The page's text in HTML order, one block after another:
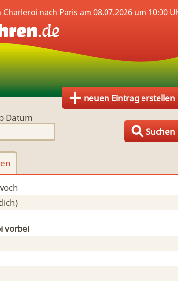
neuen Eintrag erstellen
Datum
Suchen
nach Paris am 08.07.2026 um 10:00
vorbei